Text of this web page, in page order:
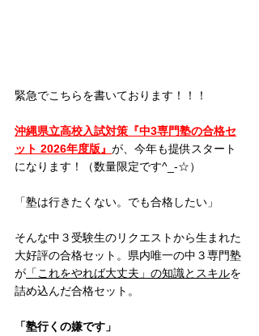
緊急でこちらを書いております！！！
沖縄県立高校入試対策『中3専門塾の合格セ
ット 2026年度版』 が、今年も提供スタート
になります！（数量限定です^_-☆）
「塾は行きたくない。でも合格したい」
そんな中３受験生のリクエストから生まれた
大好評の合格セット。県内唯一の中３専門塾
が 「これをやれば大丈夫」の知識とスキルを
詰め込んだ合格セット。
「塾行くの嫌です」